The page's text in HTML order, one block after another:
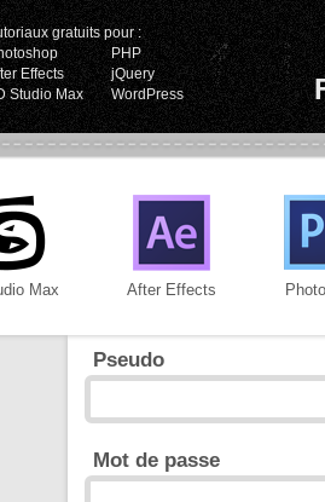
gratuits pour :
PHP
Effects
jQuery
Studio Max
WordPress
Max After Effects
Pseudo
Mot de passe